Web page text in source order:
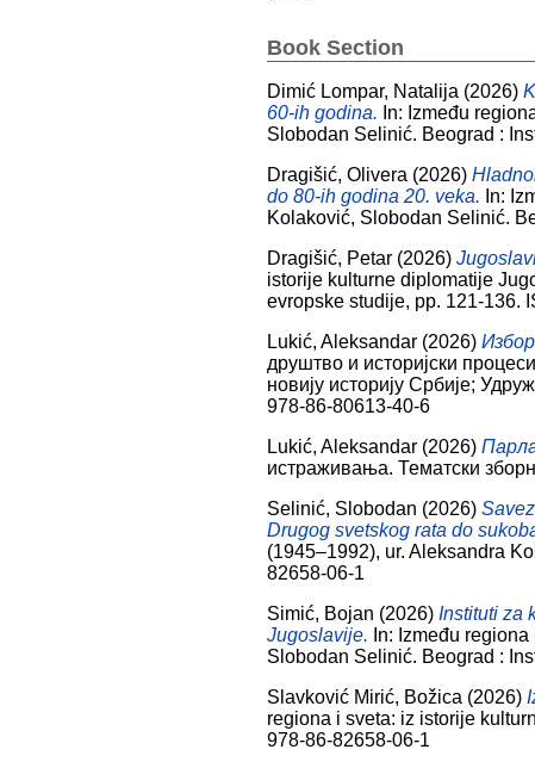
Book Section
Dimić Lompar, Natalija (2026)
60-ih godina. In: Između
Slobodan Selinić. Beograd :
Dragišić, Olivera (2026)
do 80-ih godina 20. veka. In:
Kolaković, Slobodan Selinić.
Dragišić, Petar (2026)
istorije kulturne diplomatije
evropske studije, pp. 121-136.
Lukić, Aleksandar (2026)
друштво и историјски
новију историју Србије;
978-86-80613-40-6
Lukić, Aleksandar (2026)
истраживања. Тематски
Selinić, Slobodan (2026)
Drugog svetskog rata do
(1945–1992), ur. Aleksandra
82658-06-1
Simić, Bojan (2026) Instituti za
Jugoslavije. In: Između
Slobodan Selinić. Beograd :
Slavković Mirić, Božica (2026)
regiona i sveta: iz istorije
978-86-82658-06-1